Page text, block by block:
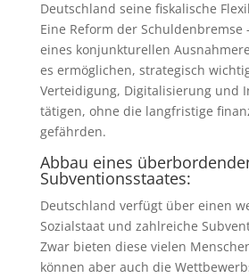
Deutschland seine fiskalische
Eine Reform der Schuldenbremse
eines konjunkturellen
es ermöglichen, strategisch
Verteidigung, Digitalisierung und
tätigen, ohne die langfristige
gefährden.
Abbau eines
Subventionsstaates:
Deutschland verfügt über einen
Sozialstaat und zahlreiche
Zwar bieten diese vielen
können aber auch die